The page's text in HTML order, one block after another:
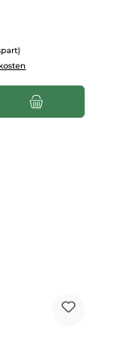
ein oder benutze die